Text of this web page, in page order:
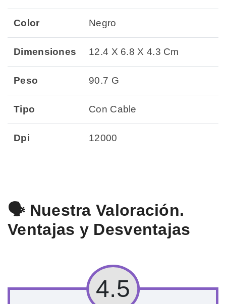
Color Negro
Dimensiones 12.4 X 6.8 X 4.3 Cm
Peso 90.7 G
Tipo Con Cable
Dpi 12000
🗣️ Nuestra Valoración.
Ventajas y Desventajas
4.5